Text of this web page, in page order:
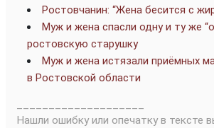
Ростовчанин: “Жена бесится с
Муж и жена спасли одну и ту же
ростовскую старушку
Муж и жена истязали приёмных
в Ростовской области
Нашли ошибку или опечатку в тексте